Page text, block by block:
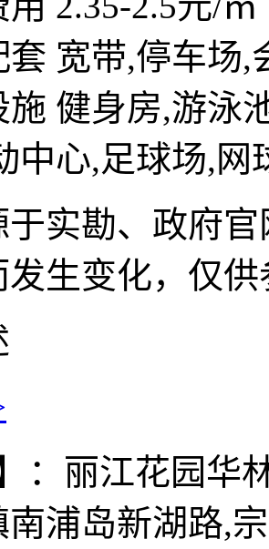
套 宽带,停车场,
施 健身房,游泳
中心,足球场,网
于实勘、政府
发生变化，仅
：丽江花园华
南浦岛新湖路,